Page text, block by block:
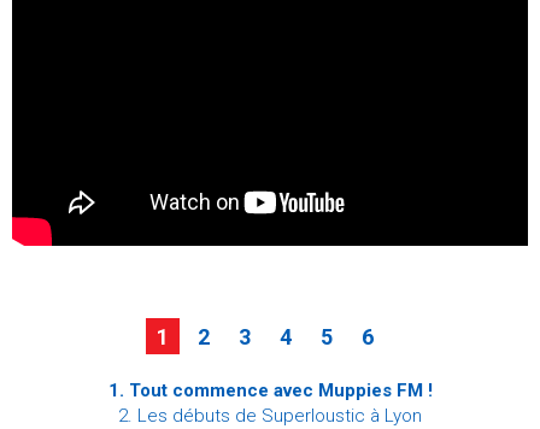
1 2 3 4 5 6
1. Tout commence avec Muppies FM !
2. Les débuts de Superloustic à Lyon